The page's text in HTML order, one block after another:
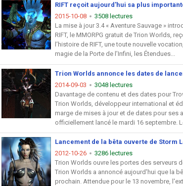
RIFT reçoit aujourd'hui sa plus
2015-10-08
3508 lectures
La mise à jour 3.4 « Aventure Sauvage »
RIFT, le MMORPG gratuit de Trion Worlds,
l’histoire de RIFT, une toute nouvelle
magie de la Porte de l’Infini, les Étendues...
Trion Worlds annonce les dates de
2014-09-03
3048 lectures
Davantage de contenu et des dates pour
Trion Worlds, développeur international et
marge de mises à jour et de dates pour ses
officiellement lancé le mardi 16 septembre.
Lancement de la bêta ouverte de Storm
2012-10-26
3286 lectures
Trion Worlds ouvre les portes des serveurs
Trion Worlds a annoncé aujourd'hui que la
prochain. Attendue pour le 13 novembre,